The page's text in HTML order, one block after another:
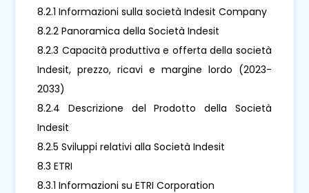
8.2.1 Informazioni sulla società Indesit Company
8.2.2 Panoramica della Società Indesit
8.2.3 Capacità produttiva e offerta della società
Indesit, prezzo, ricavi e margine lordo (2023-
2033)
8.2.4 Descrizione del Prodotto della Società
Indesit
8.2.5 Sviluppi relativi alla Società Indesit
8.3 ETRI
8.3.1 Informazioni su ETRI Corporation